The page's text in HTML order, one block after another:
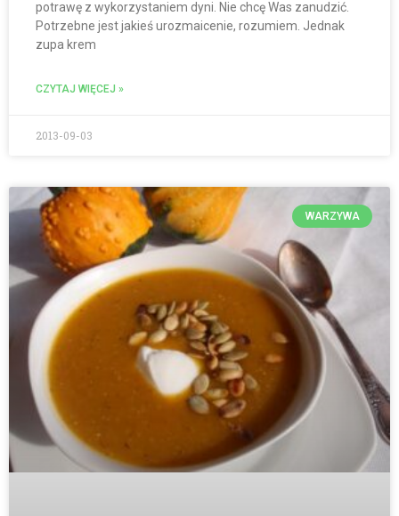
potrawę z wykorzystaniem dyni. Nie chcę Was zanudzić.
Potrzebne jest jakieś urozmaicenie, rozumiem. Jednak
zupa krem
CZYTAJ WIĘCEJ »
2013-09-03
WARZYWA